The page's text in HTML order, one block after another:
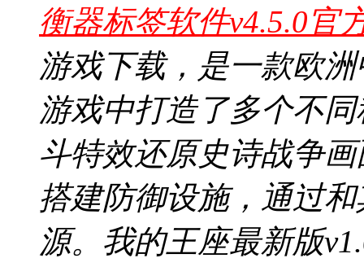
衡器标签软件v4.5.0官
游戏下载，是一款欧
游戏中打造了多个不
斗特效还原史诗战争
搭建防御设施，通过
源。我的王座最新版